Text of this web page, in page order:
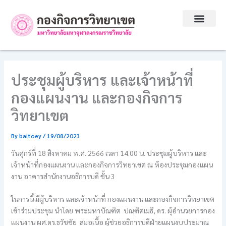
content
ประชุมผู้บริหาร และเจ้าหน้าที่
กองแผนงาน และกองกิจการ
วิทยาเขต
Bybaitoey/19/08/2023
วันศุกร์ที่ 18 สิงหาคม พ.ศ. 2566 เวลา 14.00 น. ประชุมผู้บริหาร และ
เจ้าหน้าที่กองแผนงาน และกองกิจการวิทยาเขต ณ ห้องประชุมกองแผน
งาน อาคารสำนักงานอธิการบดี ชั้น 3
ในการนี้ มีผู้บริหาร และเจ้าหน้าที่ กองแผนงาน และกองกิจการวิทยาเขต
เข้าร่วมประชุม นำโดย พระมหาบัณฑิต ปณฺฑิตเมธี, ดร. ผุ้อำนวยการกอง
แผนงาน ผศ.ดร.ธวัชชัย สมอเนื้อ ผู้ช่วยอธิการบดีฝ่ายแผนงบประมาณ